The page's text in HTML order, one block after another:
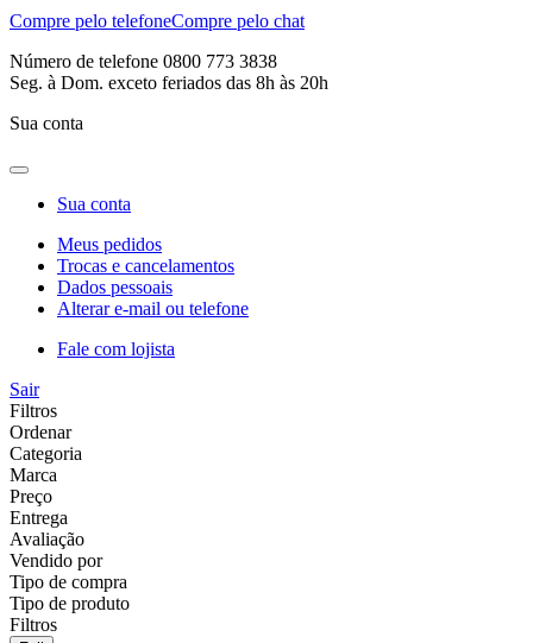
Compre pelo telefoneCompre pelo chat
Número de telefone 0800 773 3838
Seg. à Dom. exceto feriados das 8h às 20h
Sua conta
Sua conta
Meus pedidos
Trocas e cancelamentos
Dados pessoais
Alterar e-mail ou telefone
Fale com lojista
Sair
Filtros
Ordenar
Categoria
Marca
Preço
Entrega
Avaliação
Vendido por
Tipo de compra
Tipo de produto
Filtros